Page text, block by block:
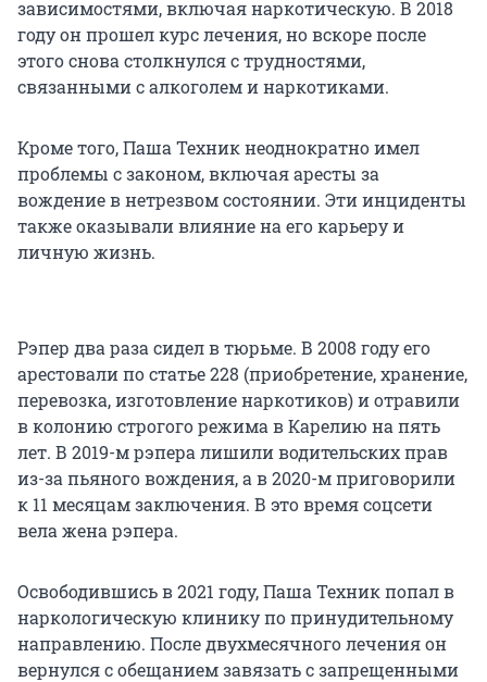
зависимостями, включая наркотическую. В 2018
году он прошел курс лечения, но вскоре после
этого снова столкнулся с трудностями,
связанными с алкоголем и наркотиками.
Кроме того, Паша Техник неоднократно имел
проблемы с законом, включая аресты за
вождение в нетрезвом состоянии. Эти инциденты
также оказывали влияние на его карьеру и
личную жизнь.
Рэпер два раза сидел в тюрьме. В 2008 году его
арестовали по статье 228 (приобретение, хранение,
перевозка, изготовление наркотиков) и отравили
в колонию строгого режима в Карелию на пять
лет. В 2019-м рэпера лишили водительских прав
из-за пьяного вождения, а в 2020-м приговорили
к 11 месяцам заключения. В это время соцсети
вела жена рэпера.
Освободившись в 2021 году, Паша Техник попал в
наркологическую клинику по принудительному
направлению. После двухмесячного лечения он
вернулся с обещанием завязать с запрещенными